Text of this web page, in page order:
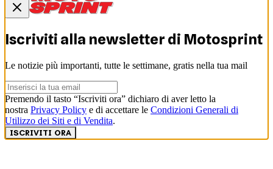
Iscriviti alla newsletter di Motosprint
Le notizie più importanti, tutte le settimane, gratis nella tua mail
Premendo il tasto “Iscriviti ora” dichiaro di aver letto la
nostra Privacy Policy e di accettare le Condizioni Generali di
Utilizzo dei Siti e di Vendita.
ISCRIVITI ORA